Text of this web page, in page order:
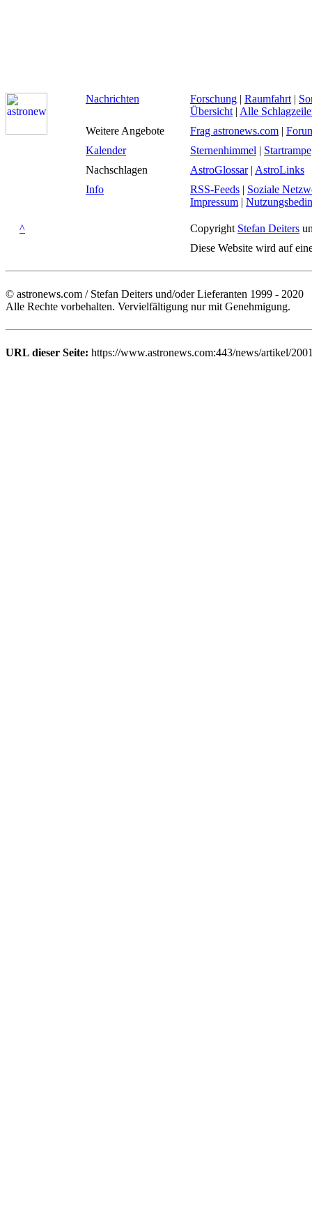
Nachrichten Forschung | Raumfahrt |
Übersicht | Alle
Weitere Angebote
Frag astronews.com |
Kalender
Sternenhimmel | Startrampe
Nachschlagen
AstroGlossar| AstroLinks
Info
RSS-Feeds | Soziale
Impressum |
^ Copyright Stefan Deiters
Diese Website wird auf
© astronews.com / Stefan Deiters und/oder Lieferanten 1999 - 2020
Alle Rechte vorbehalten. Vervielfältigung nur mit Genehmigung.
URL dieser Seite: https://www.astronews.com:443/news/artikel/